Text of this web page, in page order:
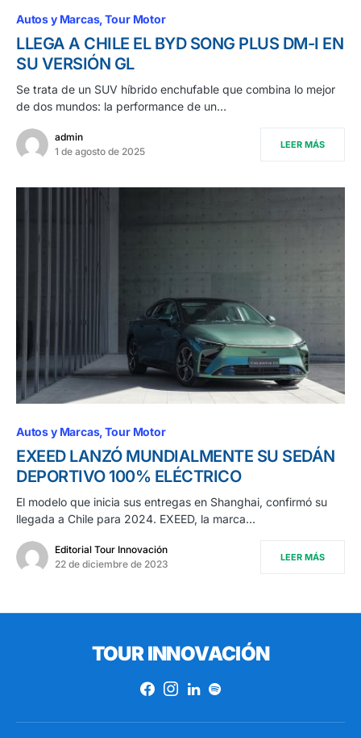
Autos y Marcas Tour Motor
LLEGA A CHILE EL BYD SONG PLUS DM-I EN
SU VERSIÓN GL
Se trata de un SUV híbrido enchufable que combina lo mejor
de dos mundos: la performance de un…
admin
1 de agosto de 2025
LEER MÁS
Autos y Marcas Tour Motor
EXEED LANZÓ MUNDIALMENTE SU SEDÁN
DEPORTIVO 100% ELÉCTRICO
El modelo que inicia sus entregas en Shanghai, confirmó su
llegada a Chile para 2024. EXEED, la marca…
Editorial Tour Innovación
22 de diciembre de 2023
LEER MÁS
TOUR INNOVACIÓN